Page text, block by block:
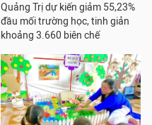
Quảng Trị dự kiến giảm 55,23%
đầu mối trường học, tinh giản
khoảng 3.660 biên chế